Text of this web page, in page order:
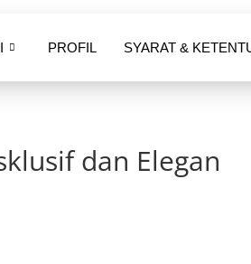
PROFIL SYARAT &
dan Elegan